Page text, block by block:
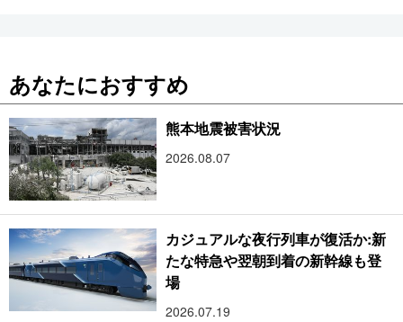
あなたにおすすめ
熊本地震被害状況
2026.08.07
カジュアルな夜行列車が復活か:新
たな特急や翌朝到着の新幹線も登
場
2026.07.19